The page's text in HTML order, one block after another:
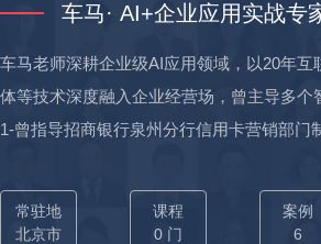
车马· AI+企业应用实战专
车马老师深耕企业级AI应用领域，以20年
体等技术深度融入企业经营场，曾主导多
1-曾指导招商银行泉州分行信用卡营销部
行银行内部生成式AI应用的典范。 02-曾为
5%，新品推广周期缩短1个月，成功实现
常驻地
北京市
课程
0 门
案例
6